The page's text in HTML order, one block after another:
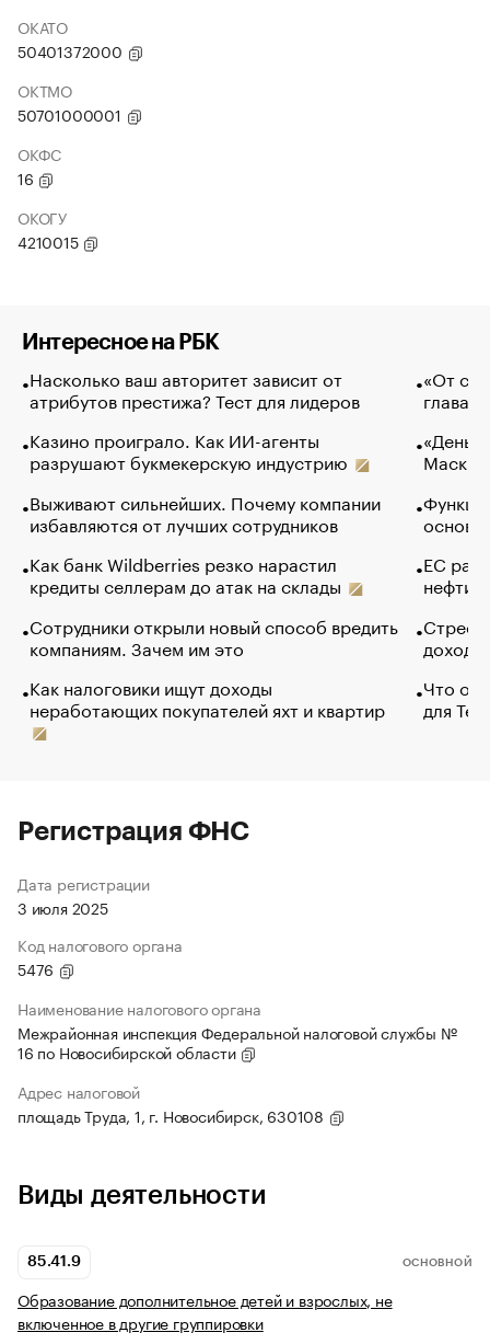
ОКАТО
50401372000
ОКТМО
50701000001
ОКФС
16
ОКОГУ
4210015
Интересное на РБК
Насколько ваш авторитет зависит от
атрибутов престижа? Тест для лидеров
Казино проиграло. Как ИИ-агенты
разрушают букмекерскую индустрию
Выживают сильнейших. Почему компании
избавляются от лучших сотрудников
Как банк Wildberries резко нарастил
кредиты селлерам до атак на склады
Сотрудники открыли новый способ вредить
компаниям. Зачем им это
Как налоговики ищут доходы
неработающих покупателей яхт и квартир
«От
глава
Маск в
основ
ЕС
нефти
Что
для
Регистрация ФНС
Дата регистрации
3 июля 2025
Код налогового органа
5476
Наименование налогового органа
Межрайонная инспекция Федеральной налоговой службы №
16 по Новосибирской области
Адрес налоговой
площадь Труда, 1, г. Новосибирск, 630108
Виды деятельности
85.41.9 ОСНОВНОЙ
Образование дополнительное детей и взрослых, не
включенное в другие группировки